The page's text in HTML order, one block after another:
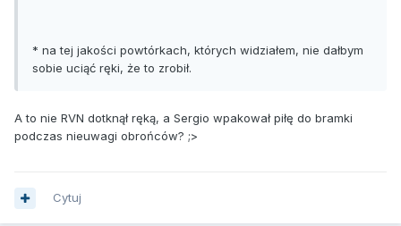
* na tej jakości powtórkach, których widziałem, nie dałbym
sobie uciąć ręki, że to zrobił.
A to nie RVN dotknął ręką, a Sergio wpakował piłę do bramki
podczas nieuwagi obrońców? ;>
Cytuj